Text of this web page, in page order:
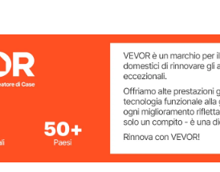
RO + PCF Ultrafiltrazione
acqua del rubinetto comunale